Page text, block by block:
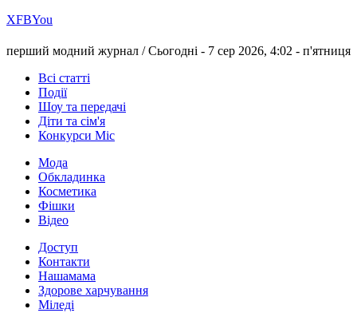
ХFBYou
перший модний журнал /Сьогодні - 7 сер 2026, 4:02 - п'ятниця
Всі статті
Події
Шоу та передачі
Діти та сім'я
Конкурси Міс
Мода
Обкладинка
Косметика
Фішки
Відео
Доступ
Контакти
Нашамама
Здорове харчування
Міледі